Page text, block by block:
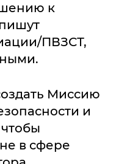
к
ПВЗСТ,
Миссию
и
в сфере